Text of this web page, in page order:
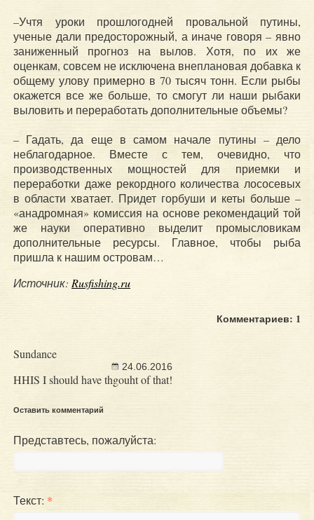
–Учтя уроки прошлогодней провальной путины,
ученые дали предосторожный, а иначе говоря – явно
заниженный прогноз на вылов. Хотя, по их же
оценкам, совсем не исключена внеплановая добавка к
общему улову примерно в 70 тысяч тонн. Если рыбы
окажется все же больше, то смогут ли наши рыбаки
выловить и переработать дополнительные объемы?
– Гадать, да еще в самом начале путины – дело
неблагодарное. Вместе с тем, очевидно, что
производственных мощностей для приемки и
переработки даже рекордного количества лососевых
в области хватает. Придет горбуши и кеты больше –
«анадромная» комиссия на основе рекомендаций той
же науки оперативно выделит промысловикам
дополнительные ресурсы. Главное, чтобы рыба
пришла к нашим островам…
Источник: Rusfishing.ru
Комментариев: 1
Sundance
24.06.2016
HHIS I should have thgouht of that!
Оставить комментарий
Представтесь, пожалуйста:
Текст: *